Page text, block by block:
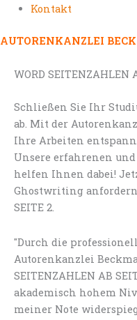
Kontakt
AUTORENKANZLEI
WORD SEITENZAHLEN
Schließen Sie Ihr
ab. Mit der
Ihre Arbeiten
Unsere erfahrenen
helfen Ihnen dabei!
Ghostwriting anfordern
SEITE 2.
"Durch die
Autorenkanzlei
SEITENZAHLEN AB
akademisch hohem
meiner Note